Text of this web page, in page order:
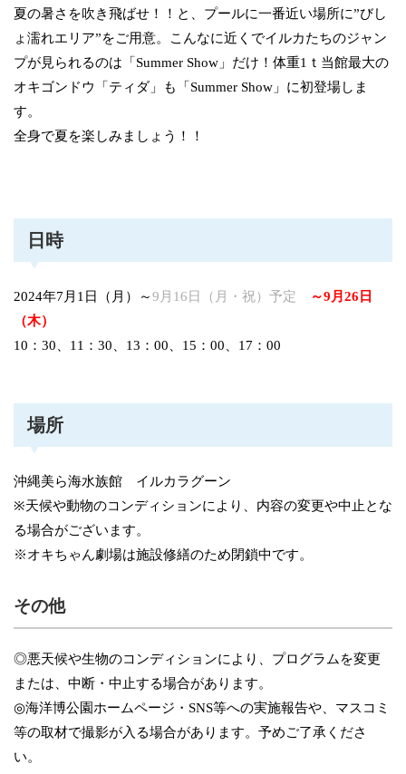
夏の暑さを吹き飛ばせ！！と、プールに一番近い場所に”びし
ょ濡れエリア”をご用意。こんなに近くでイルカたちのジャン
プが見られるのは「Summer Show」だけ！体重1ｔ当館最大の
オキゴンドウ「ティダ」も「Summer Show」に初登場しま
す。
全身で夏を楽しみましょう！！
日時
2024年7月1日（月）～9月16日（月・祝）予定
～9月26日
（木）
10：30、11：30、13：00、15：00、17：00
場所
沖縄美ら海水族館 イルカラグーン
※天候や動物のコンディションにより、内容の変更や中止とな
る場合がございます。
※オキちゃん劇場は施設修繕のため閉鎖中です。
その他
◎悪天候や生物のコンディションにより、プログラムを変更
または、中断・中止する場合があります。
◎海洋博公園ホームページ・SNS等への実施報告や、マスコミ
等の取材で撮影が入る場合があります。予めご了承くださ
い。